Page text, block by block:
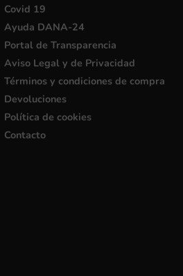
Covid 19
Ayuda DANA-24
Portal de Transparencia
Aviso Legal y de Privacidad
Términos y condiciones de compra
Devoluciones
Política de cookies
Contacto